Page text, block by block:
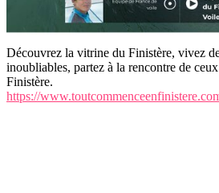
Découvrez la vitrine du Finistère, vivez
inoubliables, partez à la rencontre de
Finistère.
https://